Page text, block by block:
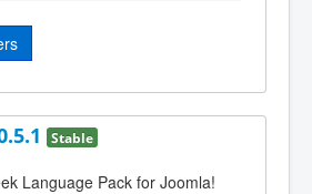
Stable
Language Pack for Joomla!